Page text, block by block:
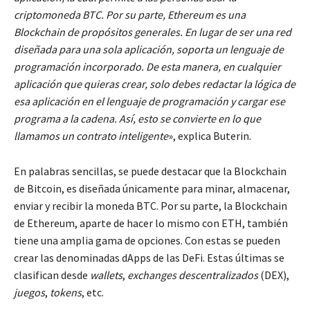
criptomoneda BTC. Por su parte, Ethereum es una
Blockchain de propósitos generales. En lugar de ser una red
diseñada para una sola aplicación, soporta un lenguaje de
programación incorporado. De esta manera, en cualquier
aplicación que quieras crear, solo debes redactar la lógica de
esa aplicación en el lenguaje de programación y cargar ese
programa a la cadena. Así, esto se convierte en lo que
llamamos un contrato inteligente», explica Buterin.
En palabras sencillas, se puede destacar que la Blockchain
de Bitcoin, es diseñada únicamente para minar, almacenar,
enviar y recibir la moneda BTC. Por su parte, la Blockchain
de Ethereum, aparte de hacer lo mismo con ETH, también
tiene una amplia gama de opciones. Con estas se pueden
crear las denominadas dApps de las DeFi. Estas últimas se
clasifican desde wallets, exchanges descentralizados(DEX),
juegos, tokens, etc.